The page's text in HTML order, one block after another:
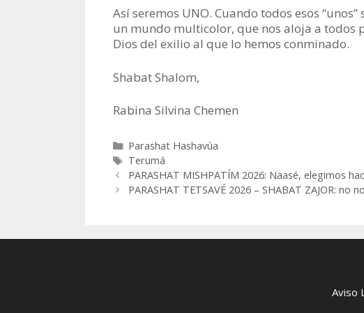
Así seremos UNO. Cuando todos esos
un mundo multicolor, que nos aloja a todos
Dios del exilio al que lo hemos conminado.
Shabat Shalom,
Rabina Silvina Chemen
Categorías
Parashat Hashavúa
Etiquetas
Terumá
PARASHAT MISHPATÍM 2026: Naasé, elegimos
PARASHAT TETSAVÉ 2026 – SHABAT ZAJOR:
Aviso